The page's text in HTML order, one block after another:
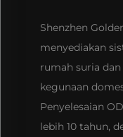
Shenzhen
menyediakan
rumah suria
kegunaan
Penyelesaian
lebih 10 tahun,